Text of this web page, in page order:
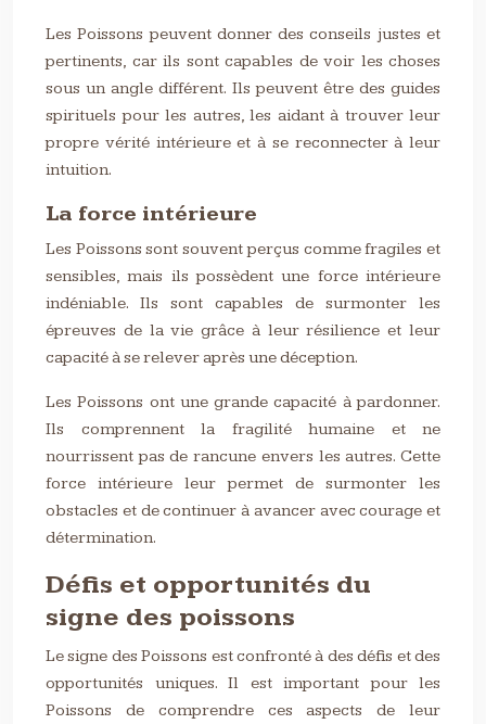
Les Poissons peuvent donner des conseils justes et
pertinents, car ils sont capables de voir les choses
sous un angle différent. Ils peuvent être des guides
spirituels pour les autres, les aidant à trouver leur
propre vérité intérieure et à se reconnecter à leur
intuition.
La force intérieure
Les Poissons sont souvent perçus comme fragiles et
sensibles, mais ils possèdent une force intérieure
indéniable. Ils sont capables de surmonter les
épreuves de la vie grâce à leur résilience et leur
capacité à se relever après une déception.
Les Poissons ont une grande capacité à pardonner.
Ils comprennent la fragilité humaine et ne
nourrissent pas de rancune envers les autres. Cette
force intérieure leur permet de surmonter les
obstacles et de continuer à avancer avec courage et
détermination.
Défis et opportunités du
signe des poissons
Le signe des Poissons est confronté à des défis et des
opportunités uniques. Il est important pour les
Poissons de comprendre ces aspects de leur